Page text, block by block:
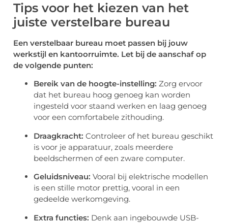
Tips voor het kiezen van het
juiste verstelbare bureau
Een verstelbaar bureau moet passen bij jouw
werkstijl en kantoorruimte. Let bij de aanschaf op
de volgende punten:
Bereik van de hoogte-instelling: Zorg ervoor
dat het bureau hoog genoeg kan worden
ingesteld voor staand werken en laag genoeg
voor een comfortabele zithouding.
Draagkracht: Controleer of het bureau geschikt
is voor je apparatuur, zoals meerdere
beeldschermen of een zware computer.
Geluidsniveau: Vooral bij elektrische modellen
is een stille motor prettig, vooral in een
gedeelde werkomgeving.
Extra functies: Denk aan ingebouwde USB-